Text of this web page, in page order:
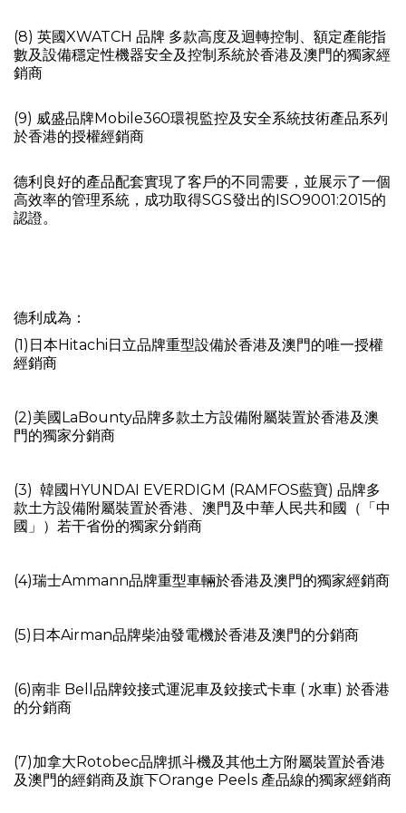
(8) 英國XWATCH 品牌 多款高度及迴轉控制、額定產能指
數及設備穩定性機器安全及控制系統於香港及澳門的獨家經
銷商
(9) 威盛品牌Mobile360環視監控及安全系統技術產品系列
於香港的授權經銷商
德利良好的產品配套實現了客戶的不同需要，並展示了一個
高效率的管理系統，成功取得SGS發出的ISO9001:2015的
認證。
德利成為：
(1)日本Hitachi日立品牌重型設備於香港及澳門的唯一授權
經銷商
(2)美國LaBounty品牌多款土方設備附屬裝置於香港及澳
門的獨家分銷商
(3) 韓國HYUNDAI EVERDIGM (RAMFOS藍寶) 品牌多
款土方設備附屬裝置於香港、澳門及中華人民共和國（「中
國」）若干省份的獨家分銷商
(4)瑞士Ammann品牌重型車輛於香港及澳門的獨家經銷商
(5)日本Airman品牌柴油發電機於香港及澳門的分銷商
(6)南非 Bell品牌鉸接式運泥車及鉸接式卡車 ( 水車) 於香港
的分銷商
(7)加拿大Rotobec品牌抓斗機及其他土方附屬裝置於香港
及澳門的經銷商及旗下Orange Peels 產品線的獨家經銷商